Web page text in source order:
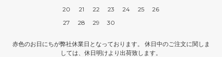
20
21 22 23 24 25
26
27
28 29 30
赤色のお日にちが弊社休業日となっております。 休日中のご注文に関しま
しては、休日明けより出荷致します。